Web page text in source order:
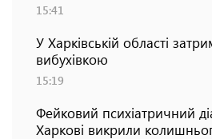
15:41
У Харківській області
вибухівкою
15:19
Фейковий психіатричний
Харкові викрили